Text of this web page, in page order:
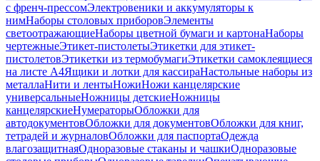
с френч-прессомЭлектровеники и аккумуляторы к
нимНаборы столовых приборовЭлементы
светоотражающиеНаборы цветной бумаги и картонаНаборы
чертежныеЭтикет-пистолетыЭтикетки для этикет-
пистолетовЭтикетки из термобумагиЭтикетки самоклеящиеся
на листе А4Ящики и лотки для кассираНастольные наборы из
металлаНити и лентыНожиНожи канцелярские
универсальныеНожницы детскиеНожницы
канцелярскиеНумераторыОбложки для
автодокументовОбложки для документовОбложки для книг,
тетрадей и журналовОбложки для паспортаОдежда
влагозащитнаяОдноразовые стаканы и чашкиОдноразовые